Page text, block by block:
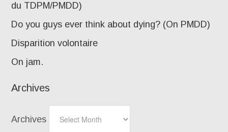
du TDPM/PMDD)
Do you guys ever think about dying? (On PMDD)
Disparition volontaire
On jam.
Archives
Archives